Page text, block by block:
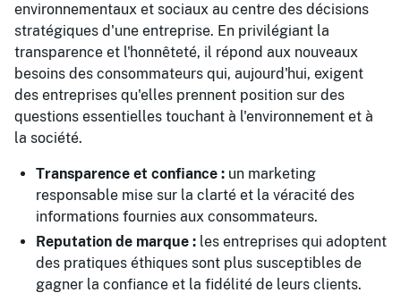
environnementaux et sociaux au centre des décisions
stratégiques d'une entreprise. En privilégiant la
transparence et l'honnêteté, il répond aux nouveaux
besoins des consommateurs qui, aujourd'hui, exigent
des entreprises qu'elles prennent position sur des
questions essentielles touchant à l'environnement et à
la société.
Transparence et confiance : un marketing
responsable mise sur la clarté et la véracité des
informations fournies aux consommateurs.
Reputation de marque : les entreprises qui adoptent
des pratiques éthiques sont plus susceptibles de
gagner la confiance et la fidélité de leurs clients.